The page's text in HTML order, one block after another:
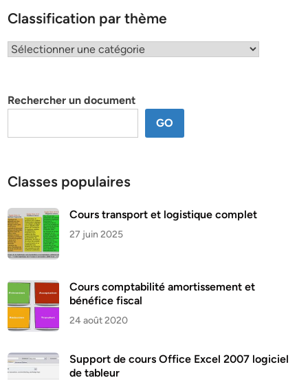
Classification par thème
Classification
Rechercher un document
GO
Classes populaires
Cours transport et logistique complet
27 juin 2025
Cours comptabilité amortissement et
bénéfice fiscal
24 août 2020
Support de cours Office Excel 2007 logiciel
de tableur